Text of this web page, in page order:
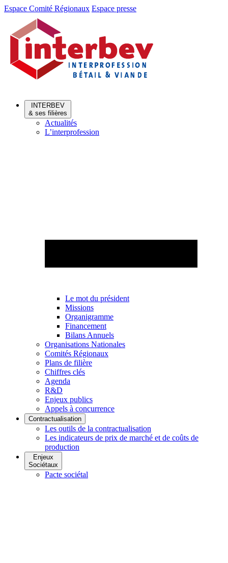
Aller
Aller
contenu
Espace Comité Régionaux Espace presse
INTERBEV
& ses filières
Actualités
L’interprofession
Le mot du président
Missions
Organigramme
Financement
Bilans Annuels
Organisations Nationales
Comités Régionaux
Plans de filière
Chiffres clés
Agenda
R&D
Enjeux publics
Appels à concurrence
Contractualisation
Les outils de la contractualisation
Les indicateurs de prix de marché et de coûts de
production
Enjeux
Sociétaux
Pacte sociétal